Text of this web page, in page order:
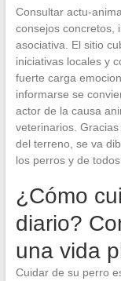
Consultar actu-
consejos concretos,
asociativa. El sitio
iniciativas locales y
fuerte carga
informarse se
actor de la causa
veterinarios.
del terreno, se va
los perros y de
¿Cómo
diario?
una vida
Cuidar de su perro